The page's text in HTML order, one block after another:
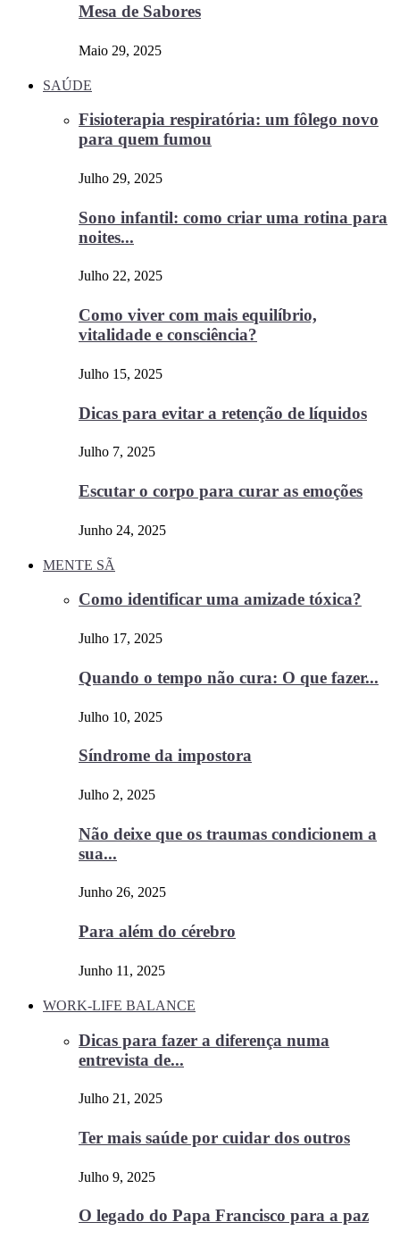
Mesa de Sabores
Maio 29, 2025
SAÚDE
Fisioterapia respiratória: um fôlego novo
para quem fumou
Julho 29, 2025
Sono infantil: como criar uma rotina para
noites...
Julho 22, 2025
Como viver com mais equilíbrio,
vitalidade e consciência?
Julho 15, 2025
Dicas para evitar a retenção de líquidos
Julho 7, 2025
Escutar o corpo para curar as emoções
Junho 24, 2025
MENTE SÃ
Como identificar uma amizade tóxica?
Julho 17, 2025
Quando o tempo não cura: O que fazer...
Julho 10, 2025
Síndrome da impostora
Julho 2, 2025
Não deixe que os traumas condicionem a
sua...
Junho 26, 2025
Para além do cérebro
Junho 11, 2025
WORK-LIFE BALANCE
Dicas para fazer a diferença numa
entrevista de...
Julho 21, 2025
Ter mais saúde por cuidar dos outros
Julho 9, 2025
O legado do Papa Francisco para a paz